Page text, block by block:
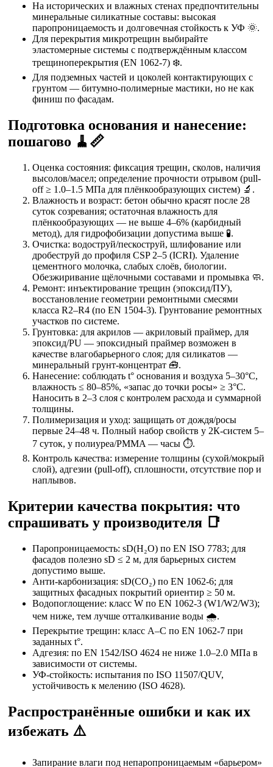
На исторических и влажных стенах предпочтительны
минеральные силикатные составы: высокая
паропроницаемость и долговечная стойкость к УФ 🌞.
Для перекрытия микротрещин выбирайте
эластомерные системы с подтверждённым классом
трещиноперекрытия (EN 1062-7) ❄️.
Для подземных частей и цоколей контактирующих с
грунтом — битумно-полимерные мастики, но не как
финиш по фасадам.
Подготовка основания и нанесение:
пошагово 🧹📏
Оценка состояния: фиксация трещин, сколов, наличия
высолов/масел; определение прочности отрывом (pull-
off ≥ 1.0–1.5 МПа для плёнкообразующих систем) 🔬.
Влажность и возраст: бетон обычно красят после 28
суток созревания; остаточная влажность для
плёнкообразующих — не выше 4–6% (карбидный
метод), для гидрофобизации допустима выше 🧪.
Очистка: водоструй/пескоструй, шлифование или
дробеструй до профиля CSP 2–5 (ICRI). Удаление
цементного молочка, слабых слоёв, биологии.
Обезжиривание щёлочными составами и промывка 🧼.
Ремонт: инъектирование трещин (эпоксид/ПУ),
восстановление геометрии ремонтными смесями
класса R2–R4 (по EN 1504-3). Грунтование ремонтных
участков по системе.
Грунтовка: для акрилов — акриловый праймер, для
эпоксид/PU — эпоксидный праймер возможен в
качестве влагобарьерного слоя; для силикатов —
минеральный грунт-концентрат 🧰.
Нанесение: соблюдать t° основания и воздуха 5–30°C,
влажность ≤ 80–85%, «запас до точки росы» ≥ 3°C.
Наносить в 2–3 слоя с контролем расхода и суммарной
толщины.
Полимеризация и уход: защищать от дождя/росы
первые 24–48 ч. Полный набор свойств у 2К-систем 5–
7 суток, у полиуреа/PMMA — часы ⏱️.
Контроль качества: измерение толщины (сухой/мокрый
слой), адгезии (pull-off), сплошности, отсутствие пор и
наплывов.
Критерии качества покрытия: что
спрашивать у производителя 📑
Паропроницаемость: sD(H₂O) по EN ISO 7783; для
фасадов полезно sD ≤ 2 м, для барьерных систем
допустимо выше.
Анти-карбонизация: sD(CO₂) по EN 1062-6; для
защитных фасадных покрытий ориентир ≥ 50 м.
Водопоглощение: класс W по EN 1062-3 (W1/W2/W3);
чем ниже, тем лучше отталкивание воды 🌧️.
Перекрытие трещин: класс A–C по EN 1062-7 при
заданных t°.
Адгезия: по EN 1542/ISO 4624 не ниже 1.0–2.0 МПа в
зависимости от системы.
УФ-стойкость: испытания по ISO 11507/QUV,
устойчивость к мелению (ISO 4628).
Распространённые ошибки и как их
избежать ⚠️
Запирание влаги под непаропроницаемым «барьером»